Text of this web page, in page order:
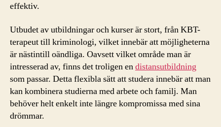
effektiv.
Utbudet av utbildningar och kurser är stort, från KBT-
terapeut till kriminologi, vilket innebär att möjligheterna
är nästintill oändliga. Oavsett vilket område man är
intresserad av, finns det troligen endistansutbildning
som passar. Detta flexibla sätt att studera innebär att man
kan kombinera studierna med arbete och familj. Man
behöver helt enkelt inte längre kompromissa med sina
drömmar.